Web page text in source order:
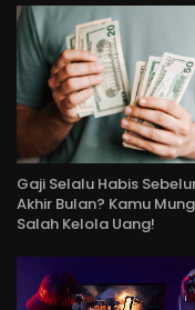
Gaji Selalu Habis
Akhir Bulan? Kamu
Salah Kelola Uang!